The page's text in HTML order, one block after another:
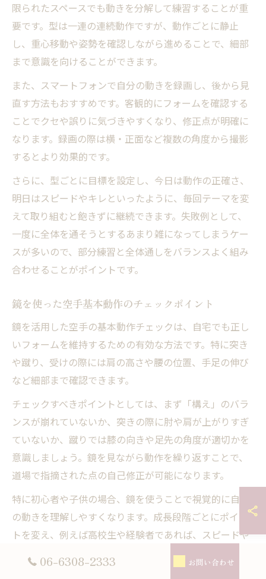
限られたスペースでも動きを分解して練習することが重
要です。型は一連の連続動作ですが、動作ごとに静止
し、重心移動や姿勢を確認しながら進めることで、細部
まで意識を向けることができます。
また、スマートフォンで自分の動きを録画し、後から見
直す方法もおすすめです。客観的にフォームを確認する
ことでクセや誤りに気づきやすくなり、修正点が明確に
なります。録画の際は横・正面など複数の角度から撮影
するとより効果的です。
さらに、型ごとに目標を設定し、今日は動作の正確さ、
明日はスピードやキレといったように、毎回テーマを変
えて取り組むと飽きずに継続できます。失敗例として、
一度に全体を通そうとするあまり雑になってしまうケー
スが多いので、部分練習と全体通しをバランスよく組み
合わせることがポイントです。
鏡を使った空手基本動作のチェックポイント
鏡を活用した空手の基本動作チェックは、自宅でも正し
いフォームを維持するための有効な方法です。特に突き
や蹴り、受けの際には肩の高さや腰の位置、手足の伸び
など細部まで確認できます。
チェックすべきポイントとしては、まず「構え」のバラ
ンスが崩れていないか、突きの際に肘や肩が上がりすぎ
ていないか、蹴りでは膝の向きや足先の角度が適切かを
意識しましょう。鏡を見ながら動作を繰り返すことで、
道場で指摘された点の自己修正が可能になります。
特に初心者や子供の場合、鏡を使うことで視覚的に自分
の動きを理解しやすくなります。成長段階ごとにポイン
トを変え、例えば高校生や経験者であれば、スピードや
力強さも意識してチェックすることが上達への近道で
06-6308-2333 お問い合わせ